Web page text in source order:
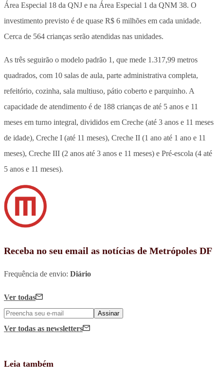
Área Especial 18 da QNJ e na Área Especial 1 da QNM 38. O
investimento previsto é de quase R$ 6 milhões em cada unidade.
Cerca de 564 crianças serão atendidas nas unidades.
As três seguirão o modelo padrão 1, que mede 1.317,99 metros
quadrados, com 10 salas de aula, parte administrativa completa,
refeitório, cozinha, sala multiuso, pátio coberto e parquinho. A
capacidade de atendimento é de 188 crianças de até 5 anos e 11
meses em turno integral, divididos em Creche (até 3 anos e 11 meses
de idade), Creche I (até 11 meses), Creche II (1 ano até 1 ano e 11
meses), Creche III (2 anos até 3 anos e 11 meses) e Pré-escola (4 até
5 anos e 11 meses).
Receba no seu email as notícias de Metrópoles DF
Frequência de envio: Diário
Ver todas
Assinar
Ver todas as newsletters
Leia também